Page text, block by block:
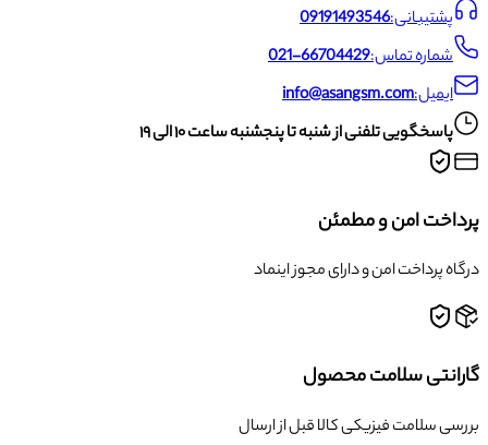
پشتیبانی:09191493546
شماره تماس:021-66704429
ایمیل:info@asangsm.com
پاسخگویی تلفنی از شنبه تا پنجشنبه ساعت ۱۰ الی ۱۹
پرداخت امن و مطمئن
درگاه پرداخت امن و دارای مجوز اینماد
گارانتی سلامت محصول
بررسی سلامت فیزیکی کالا قبل از ارسال